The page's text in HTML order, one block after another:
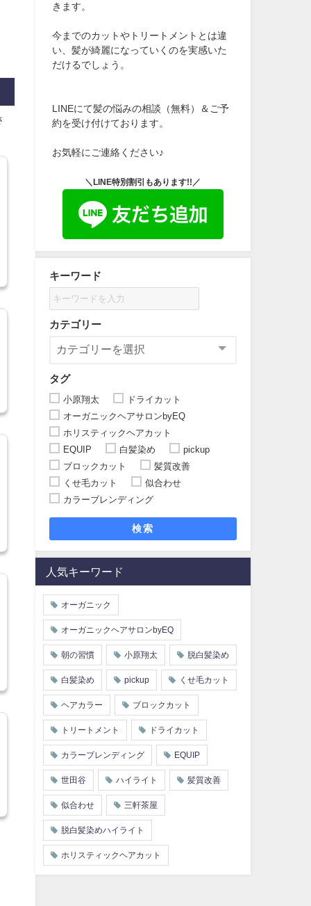
きます。
今までのカットやトリートメントとは違
い、髪が綺麗になっていくのを実感いた
だけるでしょう。
LINEにて髪の悩みの相談（無料）＆ご予
約を受け付けております。
お気軽にご連絡ください♪
＼LINE特別割引もあります!!／
キーワード
カテゴリー
タグ
小原翔太
ドライカット
オーガニックヘアサロンbyEQ
ホリスティックヘアカット
EQUIP
白髪染め
pickup
ブロックカット
髪質改善
くせ毛カット
似合わせ
カラーブレンディング
検索
人気キーワード
オーガニック
オーガニックヘアサロンbyEQ
朝の習慣 小原翔太 脱白髪染め
白髪染め pickup くせ毛カット
ヘアカラー ブロックカット
トリートメント ドライカット
カラーブレンディング EQUIP
世田谷 ハイライト 髪質改善
似合わせ 三軒茶屋
脱白髪染めハイライト
ホリスティックヘアカット